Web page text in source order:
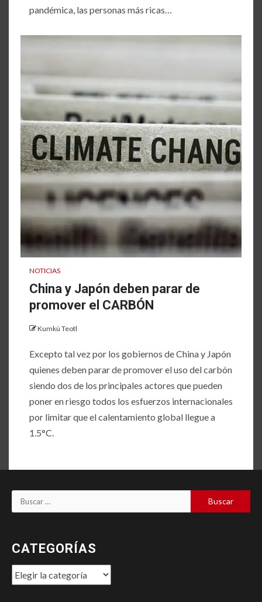
pandémica, las personas más ricas…
NOTICIAS
China y Japón deben parar de
promover el CARBÓN
Kumkü Teotl
Excepto tal vez por los gobiernos de China y Japón
quienes deben parar de promover el uso del carbón
siendo dos de los principales actores que pueden
poner en riesgo todos los esfuerzos internacionales
por limitar que el calentamiento global llegue a
1.5°C.
Buscar:
CATEGORÍAS
Categorías